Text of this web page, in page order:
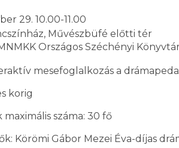
29. 10.00-11.00
Művészbüfé előtti tér
Országos Széchényi
mesefoglalkozás a
korig
száma: 30 fő
Körömi Gábor Mezei Éva-díjas